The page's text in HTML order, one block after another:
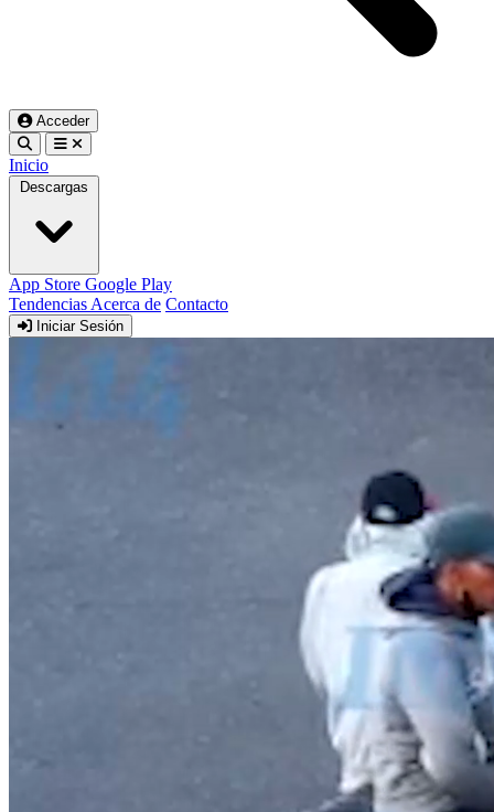
Acceder
Inicio
Descargas
App Store Google Play
Tendencias Acerca de Contacto
Iniciar Sesión